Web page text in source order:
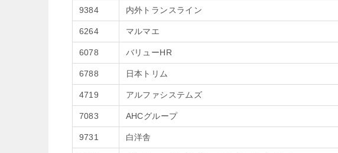
9384 内外トランスライン
6264 マルマエ
6078 バリューHR
6788 日本トリム
4719 アルファシステムズ
7083 AHCグループ
9731 白洋舎